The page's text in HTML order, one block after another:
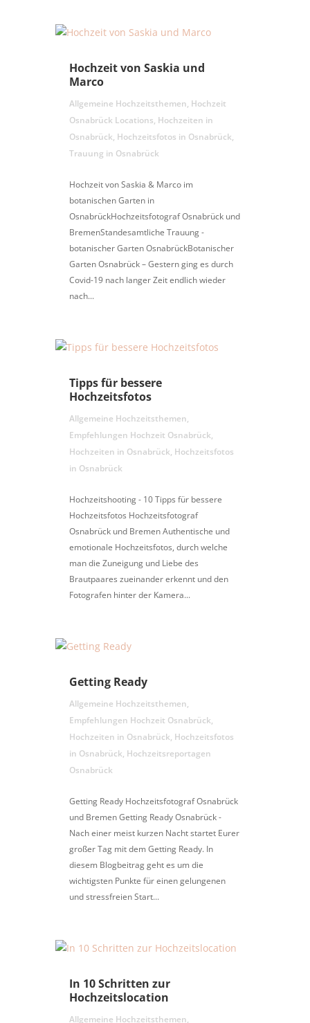
Hochzeit von Saskia und
Marco
Allgemeine Hochzeitsthemen, Hochzeit
Osnabrück Locations, Hochzeiten in
Osnabrück, Hochzeitsfotos in Osnabrück,
Trauung in Osnabrück
Hochzeit von Saskia & Marco im
botanischen Garten in
OsnabrückHochzeitsfotograf Osnabrück und
BremenStandesamtliche Trauung -
botanischer Garten OsnabrückBotanischer
Garten Osnabrück – Gestern ging es durch
Covid-19 nach langer Zeit endlich wieder
nach...
Tipps für bessere
Hochzeitsfotos
Allgemeine Hochzeitsthemen,
Empfehlungen Hochzeit Osnabrück,
Hochzeiten in Osnabrück, Hochzeitsfotos
in Osnabrück
Hochzeitshooting - 10 Tipps für bessere
Hochzeitsfotos Hochzeitsfotograf
Osnabrück und Bremen Authentische und
emotionale Hochzeitsfotos, durch welche
man die Zuneigung und Liebe des
Brautpaares zueinander erkennt und den
Fotografen hinter der Kamera...
Getting Ready
Allgemeine Hochzeitsthemen,
Empfehlungen Hochzeit Osnabrück,
Hochzeiten in Osnabrück, Hochzeitsfotos
in Osnabrück, Hochzeitsreportagen
Osnabrück
Getting Ready Hochzeitsfotograf Osnabrück
und Bremen Getting Ready Osnabrück -
Nach einer meist kurzen Nacht startet Eurer
großer Tag mit dem Getting Ready. In
diesem Blogbeitrag geht es um die
wichtigsten Punkte für einen gelungenen
und stressfreien Start...
In 10 Schritten zur
Hochzeitslocation
Allgemeine Hochzeitsthemen,